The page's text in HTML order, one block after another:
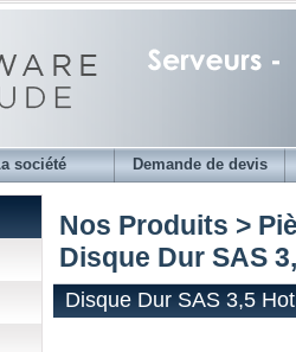
société Demande de devis
Nos Produits >
Disque Dur SAS
Disque Dur SAS 3,5